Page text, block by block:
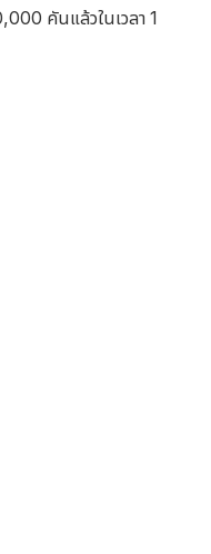
คันแล้วในเวลา 1